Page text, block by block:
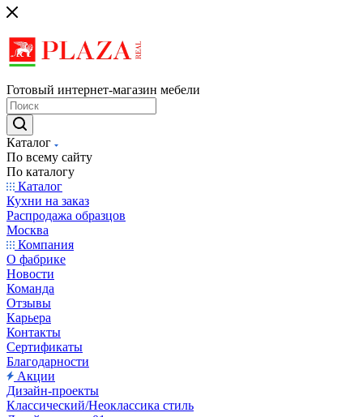
Готовый интернет-магазин мебели
Каталог
По всему сайту
По каталогу
Каталог
Кухни на заказ
Распродажа образцов
Москва
Компания
О фабрике
Новости
Команда
Отзывы
Карьера
Контакты
Сертификаты
Благодарности
Акции
Дизайн-проекты
Классический/Неоклассика стиль